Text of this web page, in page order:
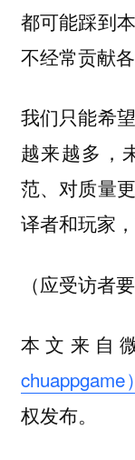
都可能踩到
不经常贡献
我们只能希
越来越多，
范、对质量
译者和玩家
（应受访者
本文来自
chuappgame）
权发布。